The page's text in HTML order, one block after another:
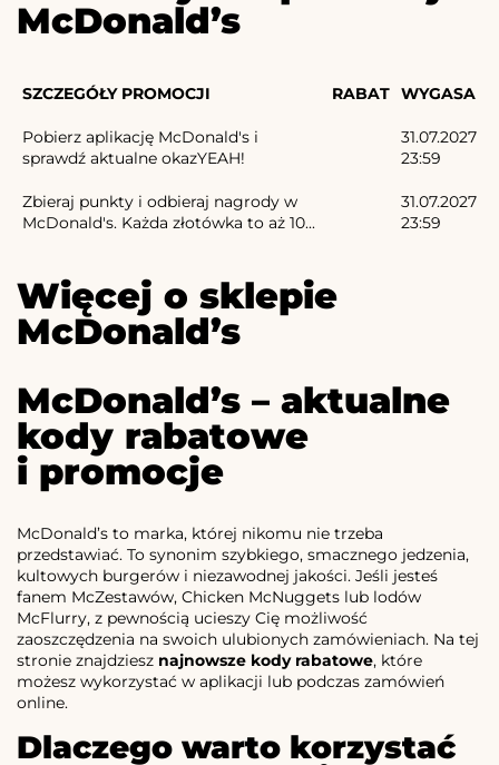
McDonald’s
SZCZEGÓŁY PROMOCJI RABAT WYGASA
Pobierz aplikację McDonald's i
sprawdź aktualne okazYEAH!
31.07.2027
23:59
Zbieraj punkty i odbieraj nagrody w
McDonald's. Każda złotówka to aż 10...
31.07.2027
23:59
Więcej o sklepie
McDonald’s
McDonald’s – aktualne
kody rabatowe
i promocje
McDonald’s to marka, której nikomu nie trzeba
przedstawiać. To synonim szybkiego, smacznego jedzenia,
kultowych burgerów i niezawodnej jakości. Jeśli jesteś
fanem McZestawów, Chicken McNuggets lub lodów
McFlurry, z pewnością ucieszy Cię możliwość
zaoszczędzenia na swoich ulubionych zamówieniach. Na tej
stronie znajdziesz najnowsze kody rabatowe, które
możesz wykorzystać w aplikacji lub podczas zamówień
online.
Dlaczego warto korzystać